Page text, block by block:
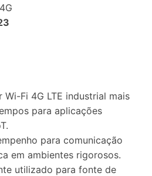
Fi 4G LTE industrial mais
para aplicações
para comunicação
em ambientes rigorosos.
utilizado para fonte de